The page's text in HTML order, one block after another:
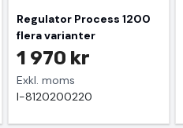
Regulator Process 1200
flera varianter
1 970 kr
Exkl. moms
I-8120200220